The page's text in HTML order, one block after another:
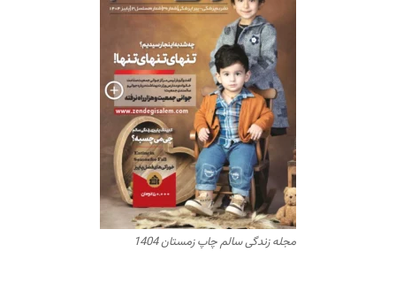
مجله زندگی سالم چاپ زمستان 1404